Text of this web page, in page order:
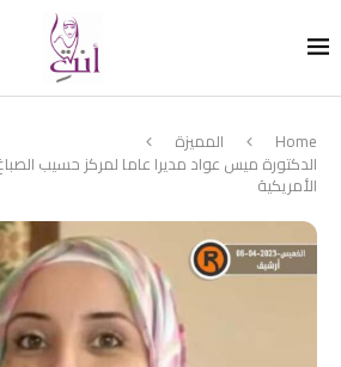
Home المميزة
الدكتورة ميس عواد مديرا عاما لمركز حسيب
الأمريكية